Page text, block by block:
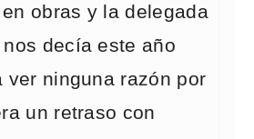
obras y la delegada
decía este año
ver ninguna razón por
un retraso con